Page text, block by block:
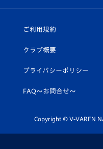
ホームタウン
平和祈念活動
ホームタウン活動
U-18
スクール
ヴィヴィくんインスタグ
公式LINE＠
ご利用規約
クラブ概要
プライバシーポリシー
FAQ〜お問合せ〜
Copyright © V-VAREN